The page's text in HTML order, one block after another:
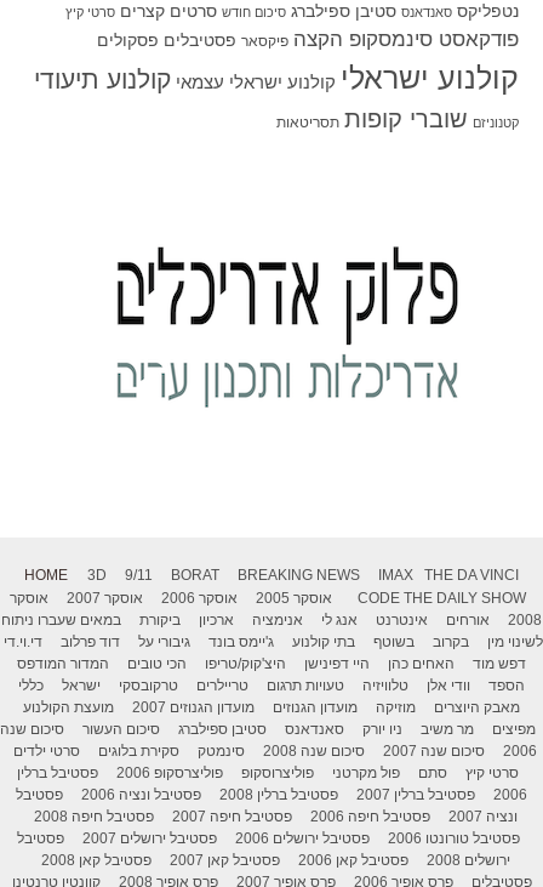
נטפליקס סאנדאנס סטיבן ספילברג סיכום חודש סרטים קצרים סרטי קיץ
פודקאסט סינמסקופ הקצה פיקסאר פסטיבלים פסקולים
קולנוע ישראלי קולנוע ישראלי עצמאי קולנוע תיעודי
קטנוניזם שוברי קופות תסריטאות
HOME 3D 9/11 BORAT BREAKING NEWS IMAX
THE DA VINCI
CODE THE DAILY SHOW אוסקר 2005 אוסקר 2006 אוסקר 2007
אוסקר
2008
אורחים אינטרנט אנג לי אנימציה ארכיון ביקורת
במאים שעברו ניתוח
לשינוי מין
בקרוב בשוטף בתי קולנוע ג'יימס בונד גיבורי על דוד פרלוב
די.וי.די
דפש מוד
האחים כהן היי דפינישן היצ'קוק/טריפו הכי טובים
המדור המודפס
הספד
וודי אלן טלוויזיה טעויות תרגום טריילרים טרקובסקי ישראל
כללי
מאבק היוצרים
מוזיקה מועדון הגנוזים מועדון הגנוזים 2007
מועצת הקולנוע
מפיצים
מר משיב ניו יורק סאנדאנס סטיבן ספילברג סיכום העשור
סיכום שנה
2006
סיכום שנה 2007 סיכום שנה 2008 סינמטק סקירת בלוגים
סרטי ילדים
סרטי קיץ
סתם פול מקרטני פוליצרוסקופ פוליצרסקופ 2006
פסטיבל ברלין
2006
פסטיבל ברלין 2007 פסטיבל ברלין 2008 פסטיבל ונציה 2006
פסטיבל
ונציה 2007
פסטיבל חיפה 2006 פסטיבל חיפה 2007
פסטיבל חיפה 2008
פסטיבל טורונטו 2006
פסטיבל ירושלים 2006 פסטיבל ירושלים 2007
פסטיבל
ירושלים 2008
פסטיבל קאן 2006 פסטיבל קאן 2007
פסטיבל קאן 2008
פסטיבלים
פרס אופיר 2006 פרס אופיר 2007 פרס אופיר 2008 קוונטין טרנטינו